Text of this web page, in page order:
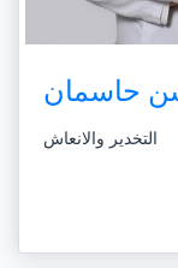
حاسمان
التخدير والانعاش